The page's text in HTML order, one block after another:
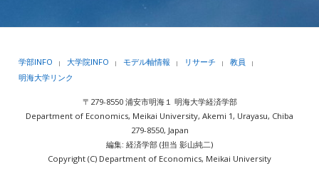
学部INFO | 大学院INFO | モデル軸情報 | リサーチ | 教員 |
明海大学リンク
〒279-8550 浦安市明海１ 明海大学経済学部
Department of Economics, Meikai University, Akemi 1, Urayasu, Chiba
279-8550, Japan
編集: 経済学部 (担当 影山純二)
Copyright (C) Department of Economics, Meikai University